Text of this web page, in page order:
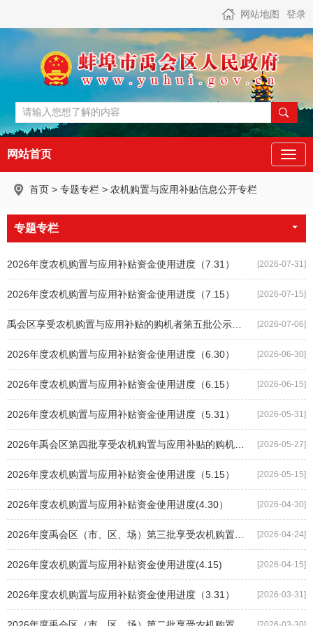
网站地图 登录
网站首页
首页 > 专题专栏 > 农机购置与应用补贴信息公开专栏
专题专栏
[2026-07-31]
2026年度农机购置与应用补贴资金使用进度（7.31）
[2026-07-15]
2026年度农机购置与应用补贴资金使用进度（7.15）
[2026-07-06]
[2026-06-30]
2026年度农机购置与应用补贴资金使用进度（6.30）
[2026-06-15]
2026年度农机购置与应用补贴资金使用进度（6.15）
[2026-05-31]
2026年度农机购置与应用补贴资金使用进度（5.31）
[2026-05-27]
[2026-05-15]
2026年度农机购置与应用补贴资金使用进度（5.15）
[2026-04-30]
2026年度农机购置与应用补贴资金使用进度(4.30）
[2026-04-24]
[2026-04-15]
2026年度农机购置与应用补贴资金使用进度(4.15)
[2026-03-31]
2026年度农机购置与应用补贴资金使用进度（3.31）